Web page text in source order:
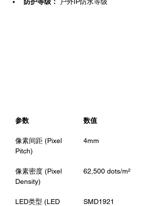
参数 数值
像素间距 (Pixel
Pitch)
4mm
像素密度 (Pixel
Density)
62,500 dots/m²
LED类型 (LED
SMD1921